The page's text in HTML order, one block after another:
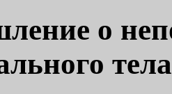
о
тела